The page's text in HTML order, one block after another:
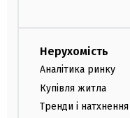
Нерухомість
Аналітика ринку
Купівля житла
Тренди і натхнення